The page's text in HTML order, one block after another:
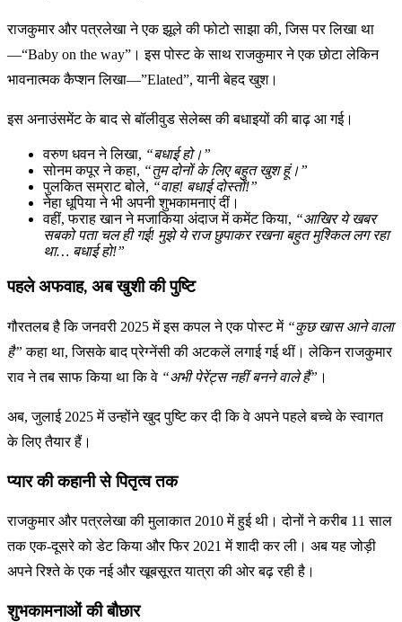
राजकुमार और पत्रलेखा ने एक झूले की फोटो साझा की, जिस पर लिखा था
—“Baby on the way”। इस पोस्ट के साथ राजकुमार ने एक छोटा लेकिन
भावनात्मक कैप्शन लिखा—”Elated”, यानी बेहद खुश।
इस अनाउंसमेंट के बाद से बॉलीवुड सेलेब्स की बधाइयों की बाढ़ आ गई।
वरुण धवन ने लिखा, “बधाई हो।”
सोनम कपूर ने कहा, “तुम दोनों के लिए बहुत खुश हूं।”
पुलकित सम्राट बोले, “वाह! बधाई दोस्तों!”
नेहा धूपिया ने भी अपनी शुभकामनाएं दीं।
वहीं, फराह खान ने मजाकिया अंदाज में कमेंट किया, “आखिर ये खबर
सबको पता चल ही गई! मुझे ये राज छुपाकर रखना बहुत मुश्किल लग रहा
था… बधाई हो!”
पहले अफवाह, अब खुशी की पुष्टि
गौरतलब है कि जनवरी 2025 में इस कपल ने एक पोस्ट में “कुछ खास आने वाला
है” कहा था, जिसके बाद प्रेग्नेंसी की अटकलें लगाई गई थीं। लेकिन राजकुमार
राव ने तब साफ किया था कि वे “अभी पेरेंट्स नहीं बनने वाले हैं” ।
अब, जुलाई 2025 में उन्होंने खुद पुष्टि कर दी कि वे अपने पहले बच्चे के स्वागत
के लिए तैयार हैं।
प्यार की कहानी से पितृत्व तक
राजकुमार और पत्रलेखा की मुलाकात 2010 में हुई थी। दोनों ने करीब 11 साल
तक एक-दूसरे को डेट किया और फिर 2021 में शादी कर ली। अब यह जोड़ी
अपने रिश्ते के एक नई और खूबसूरत यात्रा की ओर बढ़ रही है।
शुभकामनाओं की बौछार